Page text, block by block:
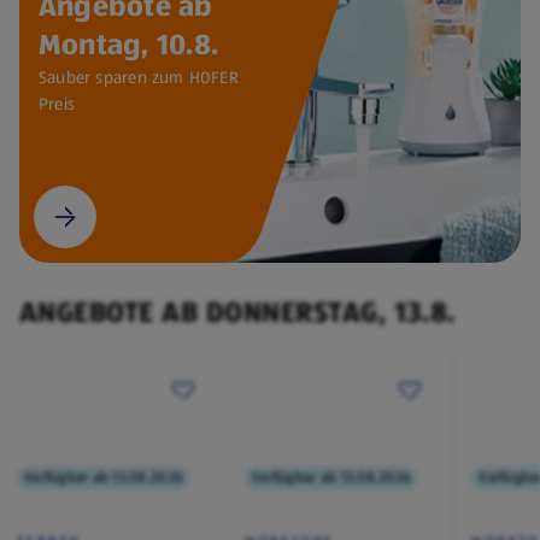
Montag, 10.8.
Sauber sparen zum HOFER
Preis
ANGEBOTE AB DONNERSTAG, 13.8.
Verfügbar ab 13.08.2026 Verfügbar ab 13.08.2026